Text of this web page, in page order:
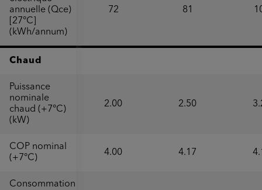
annuelle (Qce)
[27°C]
(kWh/annum)
Chaud
Puissance
nominale
chaud (+7°C)
(kW)
COP nominal
(+7°C)
Consommation
72
2.00
4.00
81
2.50
4.17